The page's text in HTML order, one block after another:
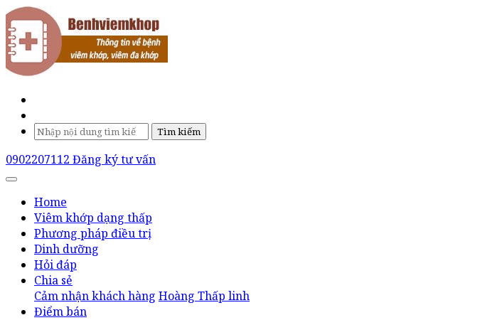
Tìm kiếm
0902207112 Đăng ký tư vấn
Home
Viêm khớp dạng thấp
Phương pháp điều trị
Dinh dưỡng
Hỏi đáp
Chia sẻ
Cảm nhận khách hàng Hoàng Thấp linh
Điểm bán